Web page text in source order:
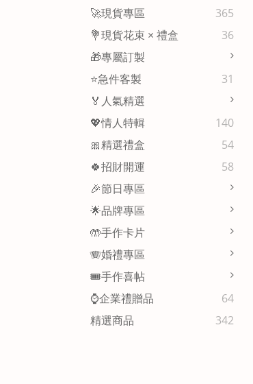
🚀現貨專區
365
💐現貨花束 × 禮盒
36
🎁專屬訂製
⭐急件客製
31
🏅人氣精選
💖情人特輯
140
🎀精選禮盒
54
🍀招財開運
58
🎉節日專區
🌟品牌專區
🤲手作卡片
🪗婚禮專區
🎟️手作喜帖
⌚企業禮贈品
64
精選商品
342